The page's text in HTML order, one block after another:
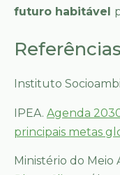
futuro habitável
Instituto
IPEA. Agenda
principais metas
Ministério do